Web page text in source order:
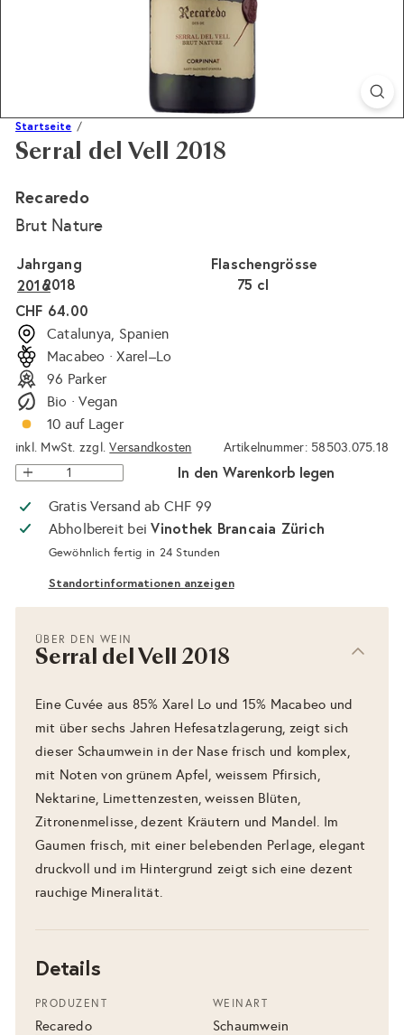
Startseite
Serral del Vell 2018
Recaredo
Brut Nature
Flaschengrösse
75 cl
Jahrgang
2018
2016
Normaler
Preis
CHF 64.00
Catalunya, Spanien
Macabeo · Xarel–Lo
96 Parker
Bio · Vegan
10 auf Lager
inkl. MwSt. zzgl.Versandkosten Artikelnummer: 58503.075.18
In den Warenkorb legen
Gratis Versand ab CHF 99
Abholbereit beiVinothek Brancaia Zürich
Gewöhnlich fertig in 24 Stunden
Standortinformationen anzeigen
ÜBER DEN WEIN
Serral del Vell 2018
Eine Cuvée aus 85% Xarel Lo und 15% Macabeo und
mit über sechs Jahren Hefesatzlagerung, zeigt sich
dieser Schaumwein in der Nase frisch und komplex,
mit Noten von grünem Apfel, weissem Pfirsich,
Nektarine, Limettenzesten, weissen Blüten,
Zitronenmelisse, dezent Kräutern und Mandel. Im
Gaumen frisch, mit einer belebenden Perlage, elegant
druckvoll und im Hintergrund zeigt sich eine dezent
rauchige Mineralität.
Details
PRODUZENT
Recaredo
WEINART
Schaumwein